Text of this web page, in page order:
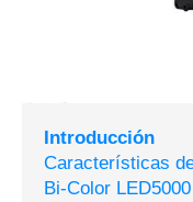
Introducción
Características
Bi-Color